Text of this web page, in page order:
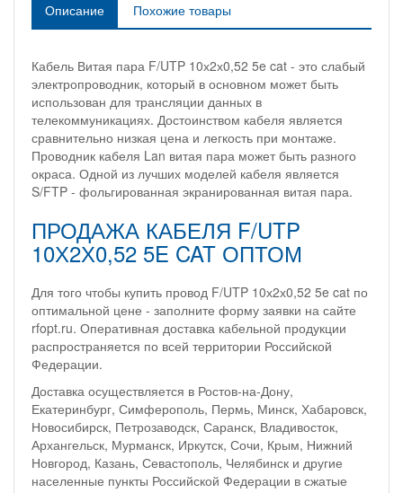
Описание Похожие товары
Кабель Витая пара F/UTP 10х2х0,52 5e cat - это слабый
электропроводник, который в основном может быть
использован для трансляции данных в
телекоммуникациях. Достоинством кабеля является
сравнительно низкая цена и легкость при монтаже.
Проводник кабеля Lan витая пара может быть разного
окраса. Одной из лучших моделей кабеля является
S/FTP - фольгированная экранированная витая пара.
ПРОДАЖА КАБЕЛЯ F/UTP
10Х2Х0,52 5E CAT ОПТОМ
Для того чтобы купить провод F/UTP 10х2х0,52 5e cat по
оптимальной цене - заполните форму заявки на сайте
rfopt.ru. Оперативная доставка кабельной продукции
распространяется по всей территории Российской
Федерации.
Доставка осуществляется в Ростов-на-Дону,
Екатеринбург, Симферополь, Пермь, Минск, Хабаровск,
Новосибирск, Петрозаводск, Саранск, Владивосток,
Архангельск, Мурманск, Иркутск, Сочи, Крым, Нижний
Новгород, Казань, Севастополь, Челябинск и другие
населенные пункты Российской Федерации в сжатые